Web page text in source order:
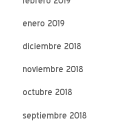
enero 2019
diciembre 2018
noviembre 2018
octubre 2018
septiembre 2018